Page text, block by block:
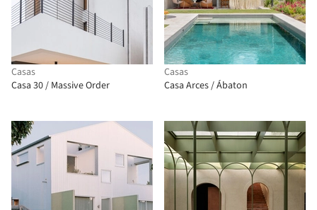
Casas
Casa 30 / Massive Order
Casas
Casa Arces / Ábaton